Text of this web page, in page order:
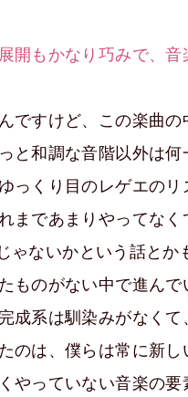
開もかなり巧みで、
ですけど、この楽曲
と和調な音階以外は
っくり目のレゲエの
まであまりやってな
ゃないかという話と
ものがない中で進ん
成系は馴染みがなく
のは、僕らは常に新
やっていない音楽の